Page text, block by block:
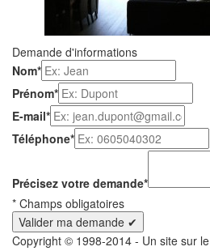
Demande d'informations
Nom*
Prénom*
E-mail*
Téléphone*
Précisez votre demande*
* Champs obligatoires
Copyright © 1998-2014 - Un site sur le